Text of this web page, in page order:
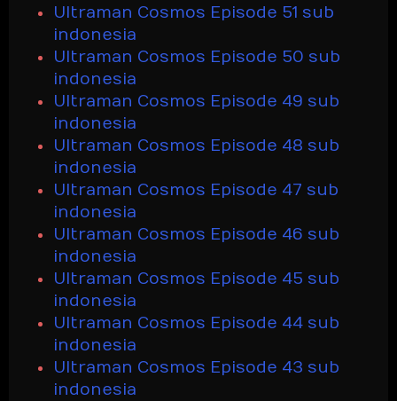
Ultraman Cosmos Episode 51 sub
indonesia
Ultraman Cosmos Episode 50 sub
indonesia
Ultraman Cosmos Episode 49 sub
indonesia
Ultraman Cosmos Episode 48 sub
indonesia
Ultraman Cosmos Episode 47 sub
indonesia
Ultraman Cosmos Episode 46 sub
indonesia
Ultraman Cosmos Episode 45 sub
indonesia
Ultraman Cosmos Episode 44 sub
indonesia
Ultraman Cosmos Episode 43 sub
indonesia